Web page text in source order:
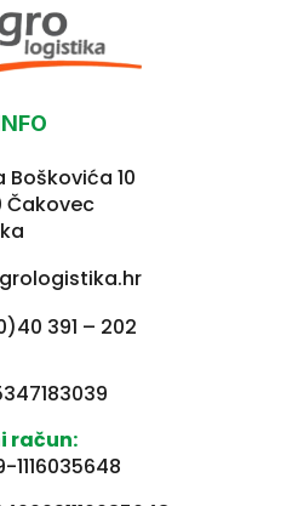
Boškovića 10
Čakovec
391 – 202
račun:
1116035648